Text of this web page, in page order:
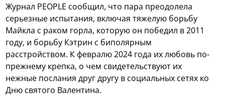
Журнал PEOPLE сообщил, что пара преодолела
серьезные испытания, включая тяжелую борьбу
Майкла с раком горла, которую он победил в 2011
году, и борьбу Кэтрин с биполярным
расстройством. К февралю 2024 года их любовь по-
прежнему крепка, о чем свидетельствуют их
нежные послания друг другу в социальных сетях ко
Дню святого Валентина.